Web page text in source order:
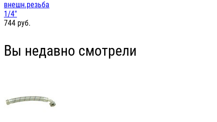
внешн.резьба
1/4"
744 руб.
Вы недавно смотрели